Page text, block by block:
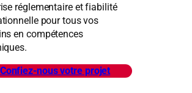
réglementaire et fiabilité
pour tous vos
en compétences
Confiez-nous votre projet